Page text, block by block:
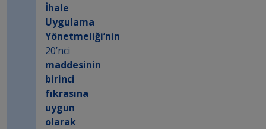
İhale
Uygulama
Yönetmeliği’nin
20’nci
maddesinin
birinci
fıkrasına
uygun
olarak